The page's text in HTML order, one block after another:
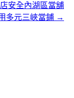
安全內湖區當舖
多元三峽當鋪 →